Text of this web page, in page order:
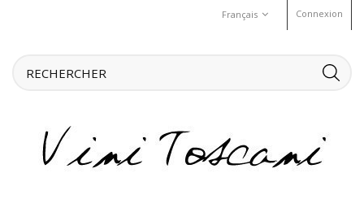
Connexion
Français